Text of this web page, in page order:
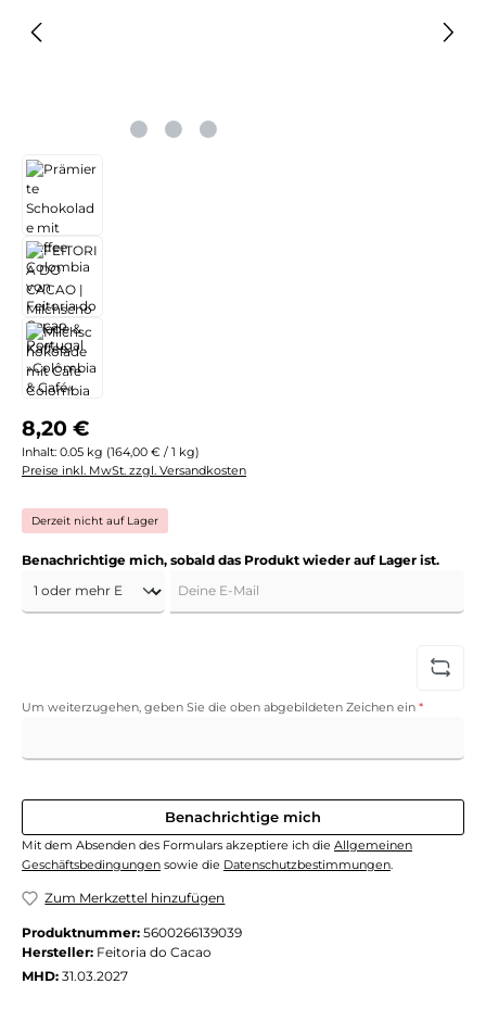
Regulärer Preis:
8,20 €
Inhalt: 0.05 kg (164,00 € / 1 kg)
Preise inkl. MwSt. zzgl. Versandkosten
Derzeit nicht auf Lager
Benachrichtige mich, sobald das Produkt wieder auf Lager ist.
Um weiterzugehen, geben Sie die oben abgebildeten Zeichen ein *
Benachrichtige mich
Mit dem Absenden des Formulars akzeptiere ich die Allgemeinen
Geschäftsbedingungen sowie die Datenschutzbestimmungen.
Zum Merkzettel hinzufügen
Produktnummer: 5600266139039
Hersteller: Feitoria do Cacao
MHD: 31.03.2027